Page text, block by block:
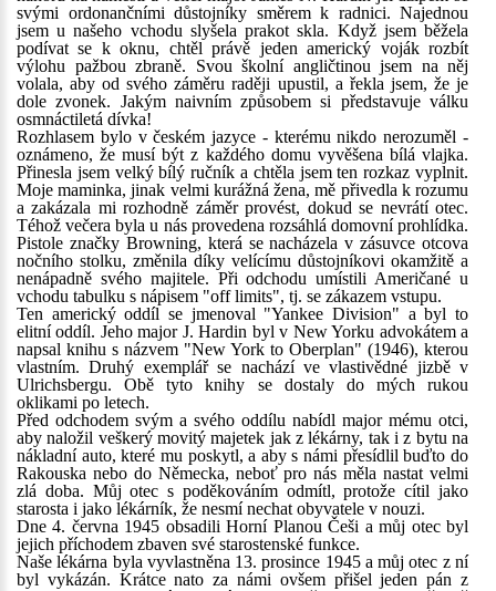
svými ordonančními důstojníky směrem k radnici. Najednou
jsem u našeho vchodu slyšela prakot skla. Když jsem běžela
podívat se k oknu, chtěl právě jeden americký voják rozbít
výlohu pažbou zbraně. Svou školní angličtinou jsem na něj
volala, aby od svého záměru raději upustil, a řekla jsem, že je
dole zvonek. Jakým naivním způsobem si představuje válku
osmnáctiletá dívka!
Rozhlasem bylo v českém jazyce - kterému nikdo nerozuměl -
oznámeno, že musí být z každého domu vyvěšena bílá vlajka.
Přinesla jsem velký bílý ručník a chtěla jsem ten rozkaz vyplnit.
Moje maminka, jinak velmi kurážná žena, mě přivedla k rozumu
a zakázala mi rozhodně záměr provést, dokud se nevrátí otec.
Téhož večera byla u nás provedena rozsáhlá domovní prohlídka.
Pistole značky Browning, která se nacházela v zásuvce otcova
nočního stolku, změnila díky velícímu důstojníkovi okamžitě a
nenápadně svého majitele. Při odchodu umístili Američané u
vchodu tabulku s nápisem "off limits", tj. se zákazem vstupu.
Ten americký oddíl se jmenoval "Yankee Division" a byl to
elitní oddíl. Jeho major J. Hardin byl v New Yorku advokátem a
napsal knihu s názvem "New York to Oberplan" (1946), kterou
vlastním. Druhý exemplář se nachází ve vlastivědné jizbě v
Ulrichsbergu. Obě tyto knihy se dostaly do mých rukou
oklikami po letech.
Před odchodem svým a svého oddílu nabídl major mému otci,
aby naložil veškerý movitý majetek jak z lékárny, tak i z bytu na
nákladní auto, které mu poskytl, a aby s námi přesídlil buďto do
Rakouska nebo do Německa, neboť pro nás měla nastat velmi
zlá doba. Můj otec s poděkováním odmítl, protože cítil jako
starosta i jako lékárník, že nesmí nechat obyvatele v nouzi.
Dne 4. června 1945 obsadili Horní Planou Češi a můj otec byl
jejich příchodem zbaven své starostenské funkce.
Naše lékárna byla vyvlastněna 13. prosince 1945 a můj otec z ní
byl vykázán. Krátce nato za námi ovšem přišel jeden pán z